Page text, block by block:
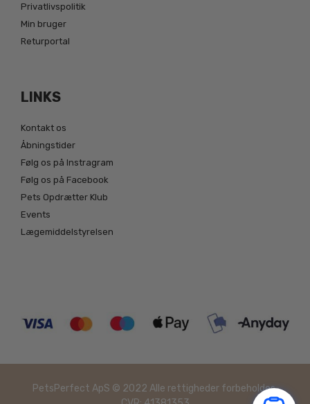
Privatlivspolitik
Min bruger
Returportal
LINKS
Kontakt os
Åbningstider
Følg os på Instragram
Følg os på Facebook
Pets Opdrætter Klub
Events
Lægemiddelstyrelsen
PetsPerfect ApS © 2022 Alle rettigheder forbeholdes.